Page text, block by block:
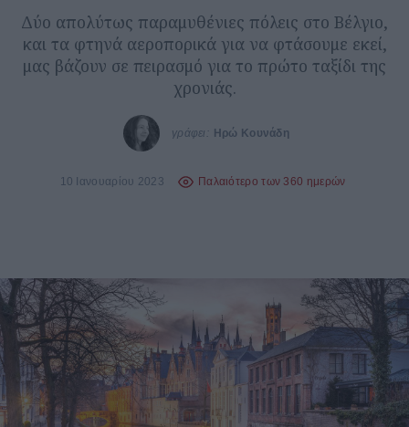
Δύο απολύτως παραμυθένιες πόλεις στο Βέλγιο,
και τα φτηνά αεροπορικά για να φτάσουμε εκεί,
μας βάζουν σε πειρασμό για το πρώτο ταξίδι της
χρονιάς.
γράφει: Ηρώ Κουνάδη
10 Ιανουαρίου 2023 Παλαιότερο των 360 ημερών